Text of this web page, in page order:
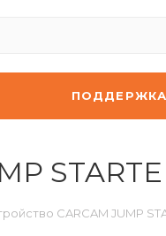
ПОДДЕРЖКА
CARCAM JUMP